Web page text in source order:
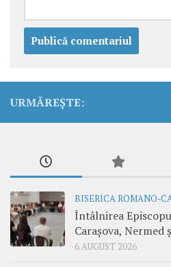
URMĂREȘTE:
BISERICA ROMANO-
Întâlnirea
Carașova, Nermed
6 AUGUST 2026